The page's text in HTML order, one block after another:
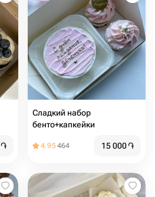
֏
Сладкий набор
бенто+капкейки
4.95464 15 000֏